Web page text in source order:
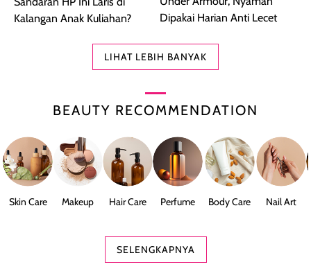
Kalangan Anak Kuliahan?
Dipakai Harian Anti Lecet
LIHAT LEBIH BANYAK
BEAUTY RECOMMENDATION
Skin Care Makeup Hair Care Perfume Body Care Nail Art
SELENGKAPNYA